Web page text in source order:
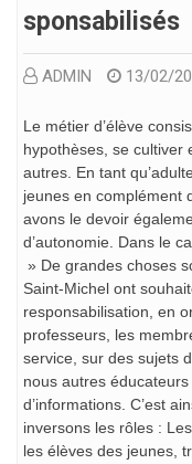
Sponsabilisés
ADMIN 13/02/
Le métier d’élève
hypothèses, se cultiver
autres. En tant
jeunes en complément
avons le devoir
d’autonomie. Dans le
» De grandes choses
Saint-Michel ont
responsabilisation, en
professeurs, les
service, sur des sujets
nous autres éducateurs
d’informations. C’est
inversons les rôles :
les élèves des jeunes,